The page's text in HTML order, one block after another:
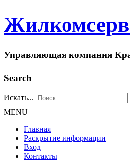
Управляющая компания
Search
Искать...
MENU
Главная
Раскрытие информации
Вход
Контакты